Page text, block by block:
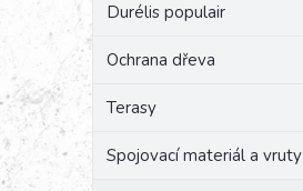
l
Durélis populair
Ochrana dřeva
Terasy
Spojovací materiál a vruty